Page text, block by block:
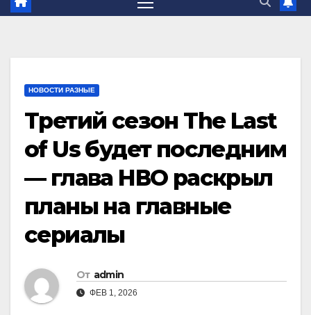
НОВОСТИ РАЗНЫЕ
Третий сезон The Last
of Us будет последним
— глава НВО раскрыл
планы на главные
сериалы
От admin
ФЕВ 1, 2026